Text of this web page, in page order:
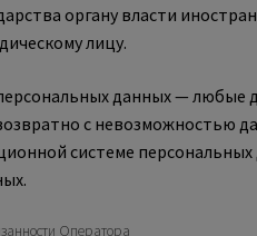
органу власти
лицу.
данных — любые
с невозможностью
системе
Оператора